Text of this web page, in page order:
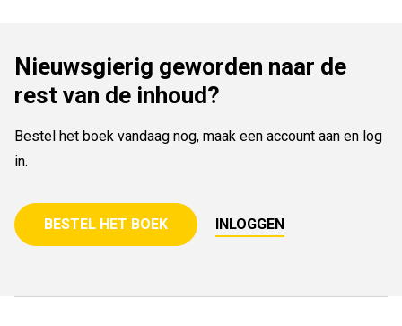
Nieuwsgierig geworden naar de
rest van de inhoud?
Bestel het boek vandaag nog, maak een account aan en log
in.
BESTEL HET BOEK INLOGGEN